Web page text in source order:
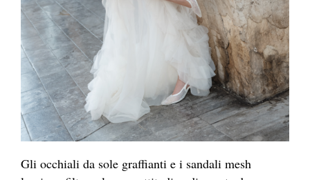
Gli occhiali da sole graffianti e i sandali mesh